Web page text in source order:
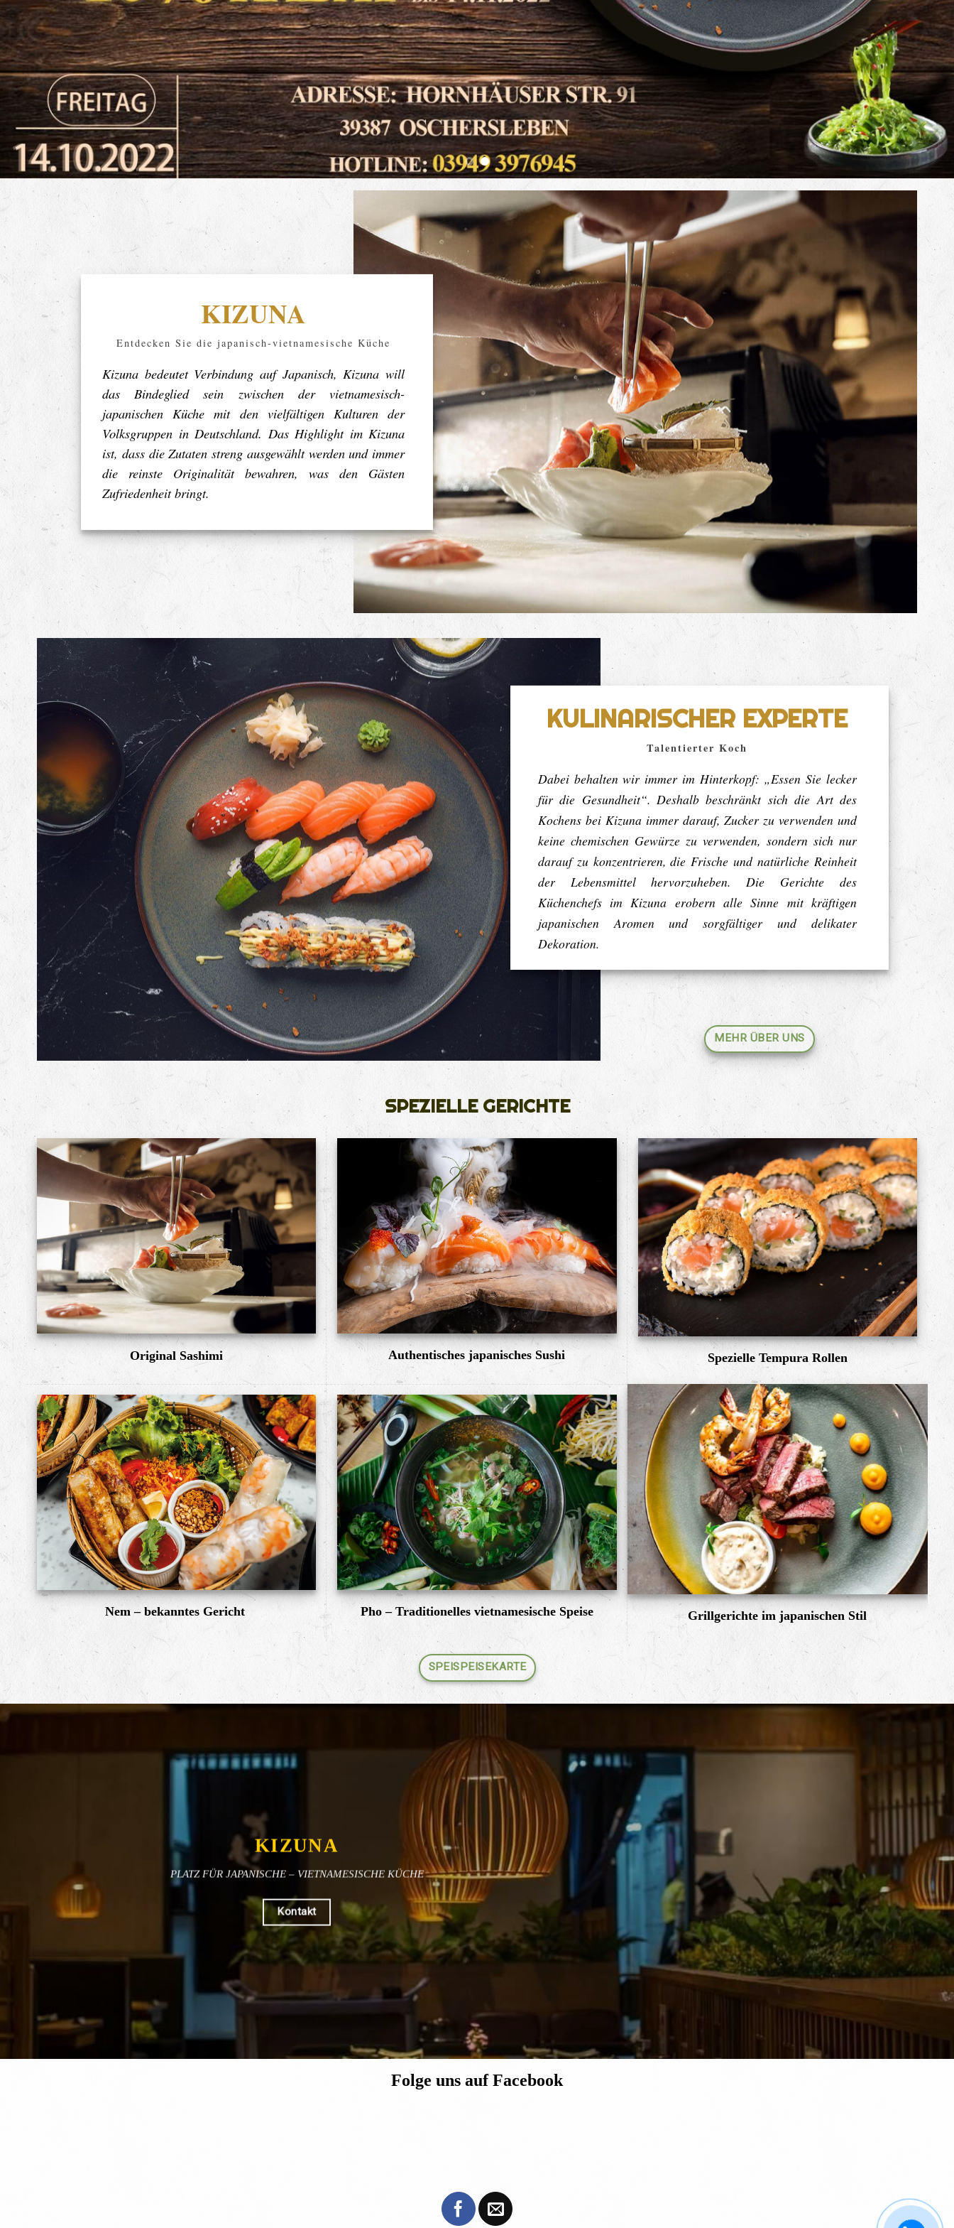
KIZUNA
Entdecken Sie die japanisch-vietnamesische Küche
Kizuna bedeutet Verbindung auf Japanisch, Kizuna will
das Bindeglied sein zwischen der vietnamesisch-
japanischen Küche mit den vielfältigen Kulturen der
Volksgruppen in Deutschland. Das Highlight im Kizuna
ist, dass die Zutaten streng ausgewählt werden und immer
die reinste Originalität bewahren, was den Gästen
Zufriedenheit bringt.
KULINARISCHER EXPERTE
Talentierter Koch
Dabei behalten wir immer im Hinterkopf: „Essen Sie lecker
für die Gesundheit“. Deshalb beschränkt sich die Art des
Kochens bei Kizuna immer darauf, Zucker zu verwenden und
keine chemischen Gewürze zu verwenden, sondern sich nur
darauf zu konzentrieren, die Frische und natürliche Reinheit
der Lebensmittel hervorzuheben. Die Gerichte des
Küchenchefs im Kizuna erobern alle Sinne mit kräftigen
japanischen Aromen und sorgfältiger und delikater
Dekoration.
MEHR ÜBER UNS
SPEZIELLE GERICHTE
Original Sashimi Authentisches japanisches Sushi Spezielle Tempura Rollen
Nem – bekanntes Gericht Pho – Traditionelles vietnamesische Speise Grillgerichte im japanischen Stil
SPEISPEISEKARTE
KIZUNA
PLATZ FÜR JAPANISCHE – VIETNAMESISCHE KÜCHE
Kontakt
Folge uns auf Facebook